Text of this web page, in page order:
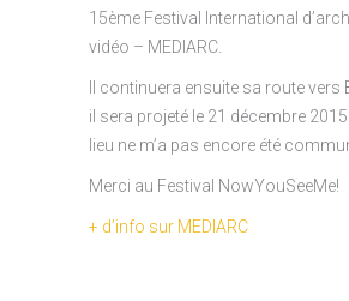
15ème Festival International
vidéo – MEDIARC.
Il continuera ensuite sa route vers
il sera projeté le 21 décembre
lieu ne m’a pas encore été
Merci au Festival NowYouSeeMe!
+ d’info sur MEDIARC